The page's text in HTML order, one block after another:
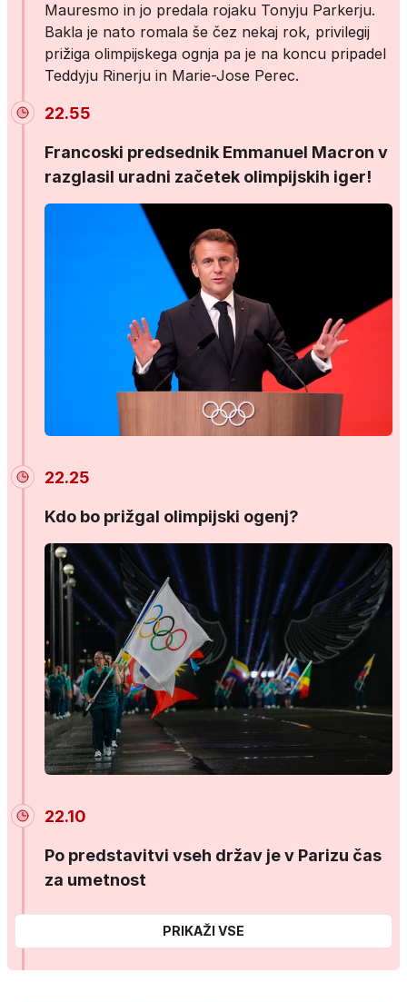
Mauresmo in jo predala rojaku Tonyju Parkerju.
Bakla je nato romala še čez nekaj rok, privilegij
prižiga olimpijskega ognja pa je na koncu pripadel
Teddyju Rinerju in Marie-Jose Perec.
22.55
Francoski predsednik Emmanuel Macron v
razglasil uradni začetek olimpijskih iger!
22.25
Kdo bo prižgal olimpijski ogenj?
22.10
Po predstavitvi vseh držav je v Parizu čas
za umetnost
PRIKAŽI VSE